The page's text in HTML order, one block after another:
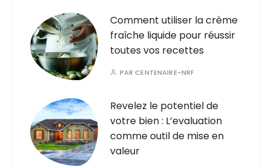
Comment utiliser la crème
fraîche liquide pour réussir
toutes vos recettes
PAR CENTENAIRE-NRF
Revelez le potentiel de
votre bien : L’evaluation
comme outil de mise en
valeur